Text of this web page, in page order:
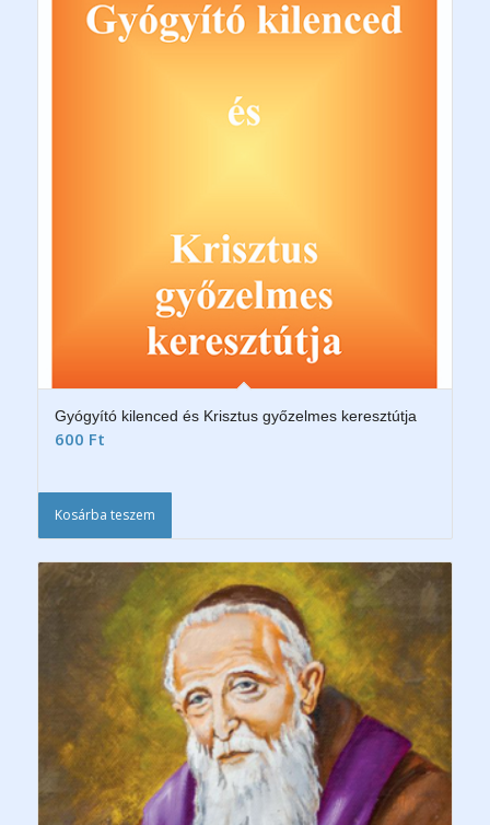
Gyógyító kilenced és Krisztus győzelmes keresztútja
600 Ft
Kosárba teszem